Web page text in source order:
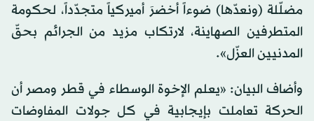
مضلّلة (ونعدّها) ضوءاً أخضرَ أميركياً متجدّداً، لحكومة
المتطرفين الصهاينة، لارتكاب مزيد من الجرائم بحقّ
المدنيين العزّل».
وأضاف البيان: «يعلم الإخوة الوسطاء في قطر ومصر أن
الحركة تعاملت بإيجابية في كل جولات المفاوضات